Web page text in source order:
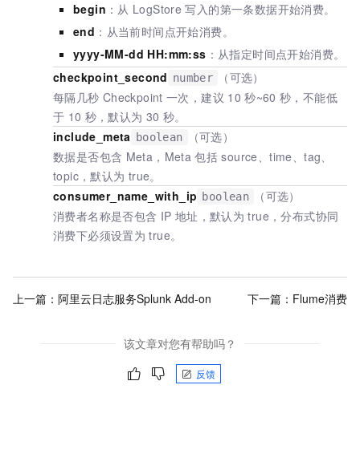
begin ：从 LogStore 写入的第一条数据开始消费。
end ：从当前时间点开始消费。
yyyy-MM-dd HH:mm:ss ：从指定时间点开始消费。
checkpoint_second number
（可选）
每隔几秒 Checkpoint 一次，建议 10 秒~60 秒，不能低
于 10 秒，默认为 30 秒。
include_meta boolean
（可选）
数据是否包含 Meta，Meta 包括 source、time、tag、
topic，默认为 true。
consumer_name_with_ip boolean
（可选）
消费者名称是否包含 IP 地址，默认为 true，分布式协同
消费下必须设置为 true。
上一篇： 阿里云日志服务Splunk Add-on 下一篇： Flume消费
该文章对您有帮助吗？
反馈